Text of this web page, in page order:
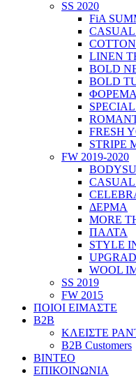
SS 2020
FiA
LINEN
BOLD
BOLD
FRESH
STRIPE
FW 2019-2020
ΔΕΡΜΑ
MORE
ΠΑΛΤΑ
STYLE
WOOL
SS 2019
FW 2015
ΠΟΙΟΙ ΕΙΜΑΣΤΕ
B2B
ΚΛΕΙΣΤΕ
B2B Customers
ΒΙΝΤΕΟ
ΕΠΙΚΟΙΝΩΝΙΑ